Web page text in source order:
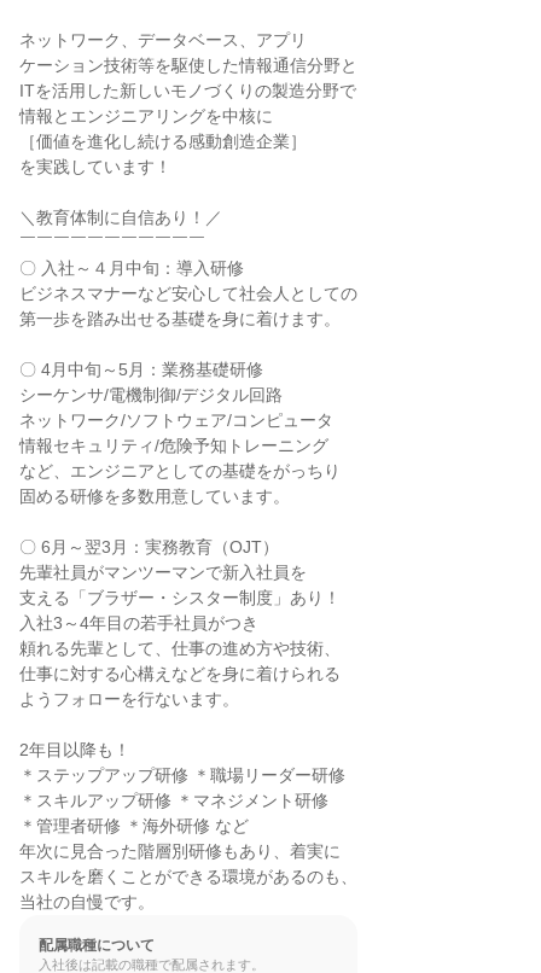
ネットワーク、データベース、アプリ
ケーション技術等を駆使した情報通信分野と
ITを活用した新しいモノづくりの製造分野で
情報とエンジニアリングを中核に
［価値を進化し続ける感動創造企業］
を実践しています！
＼教育体制に自信あり！／
￣￣￣￣￣￣￣￣￣￣￣
〇 入社～４月中旬：導入研修
ビジネスマナーなど安心して社会人としての
第一歩を踏み出せる基礎を身に着けます。
〇 4月中旬～5月：業務基礎研修
シーケンサ/電機制御/デジタル回路
ネットワーク/ソフトウェア/コンピュータ
情報セキュリティ/危険予知トレーニング
など、エンジニアとしての基礎をがっちり
固める研修を多数用意しています。
〇 6月～翌3月：実務教育（OJT）
先輩社員がマンツーマンで新入社員を
支える「ブラザー・シスター制度」あり！
入社3～4年目の若手社員がつき
頼れる先輩として、仕事の進め方や技術、
仕事に対する心構えなどを身に着けられる
ようフォローを行ないます。
2年目以降も！
＊ステップアップ研修 ＊職場リーダー研修
＊スキルアップ研修 ＊マネジメント研修
＊管理者研修 ＊海外研修 など
年次に見合った階層別研修もあり、着実に
スキルを磨くことができる環境があるのも、
当社の自慢です。
配属職種について
入社後は記載の職種で配属されます。